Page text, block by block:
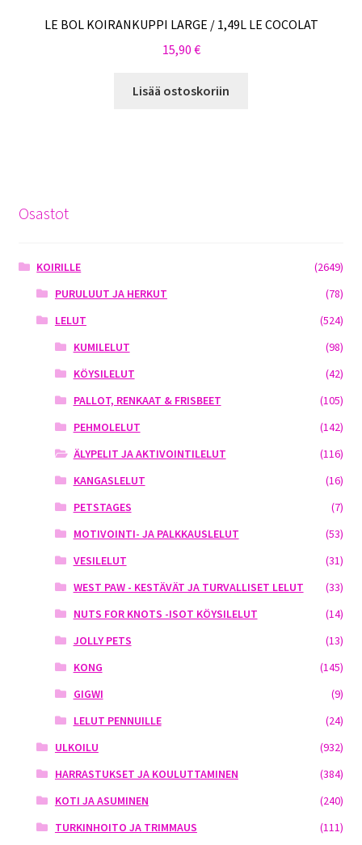
LE BOL KOIRANKUPPI LARGE / 1,49L LE COCOLAT
15,90 €
Lisää ostoskoriin
Osastot
KOIRILLE
(2649)
PURULUUT JA HERKUT
(78)
LELUT
(524)
KUMILELUT
(98)
KÖYSILELUT
(42)
PALLOT, RENKAAT & FRISBEET
(105)
PEHMOLELUT
(142)
ÄLYPELIT JA AKTIVOINTILELUT
(116)
KANGASLELUT
(16)
PETSTAGES
(7)
MOTIVOINTI- JA PALKKAUSLELUT
(53)
VESILELUT
(31)
WEST PAW - KESTÄVÄT JA TURVALLISET LELUT
(33)
NUTS FOR KNOTS -ISOT KÖYSILELUT
(14)
JOLLY PETS
(13)
KONG
(145)
GIGWI
(9)
LELUT PENNUILLE
(24)
ULKOILU
(932)
HARRASTUKSET JA KOULUTTAMINEN
(384)
KOTI JA ASUMINEN
(240)
TURKINHOITO JA TRIMMAUS
(111)